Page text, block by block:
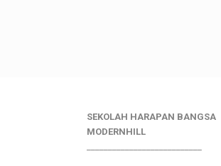
SEKOLAH HARAPAN BANGSA
MODERNHILL